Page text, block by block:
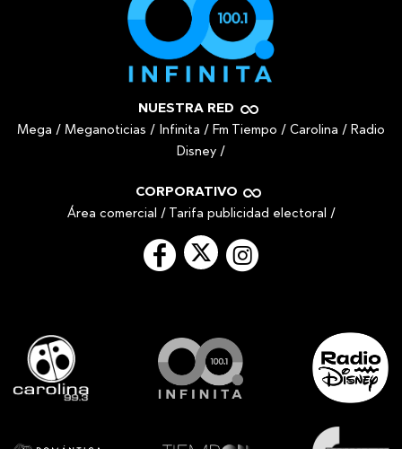
NUESTRA RED
Mega / Meganoticias / Infinita / Fm Tiempo / Carolina / Radio
Disney /
CORPORATIVO
Área comercial / Tarifa publicidad electoral /